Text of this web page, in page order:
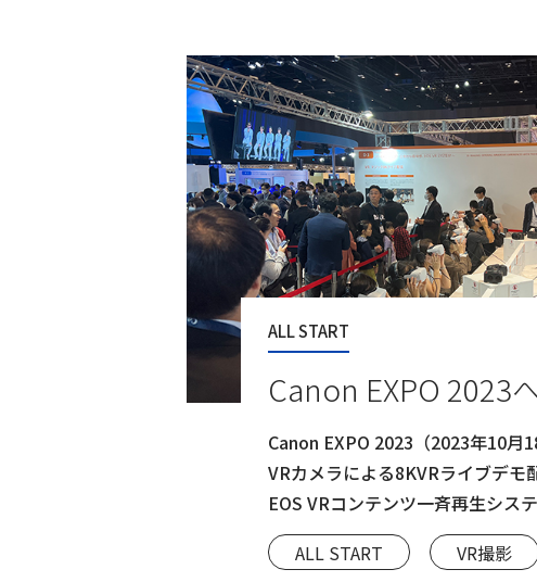
ALL START
Canon EXPO 2023
Canon EXPO 2023（2023年10月
VRカメラによる8KVRライブデモ
EOS VRコンテンツ一斉再生シス
ただきました。
ALL START VR撮影